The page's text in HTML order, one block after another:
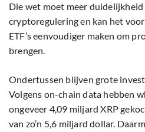
Die wet moet meer duidelijkheid
cryptoregulering en kan het
ETF’s eenvoudiger maken om
brengen.
Ondertussen blijven grote
Volgens on-chain data hebben
ongeveer 4,09 miljard XRP
van zo’n 5,6 miljard dollar.